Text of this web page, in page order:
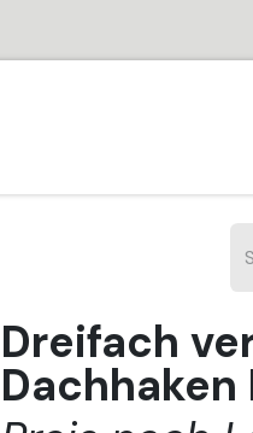
Dreifach
Dachhaken